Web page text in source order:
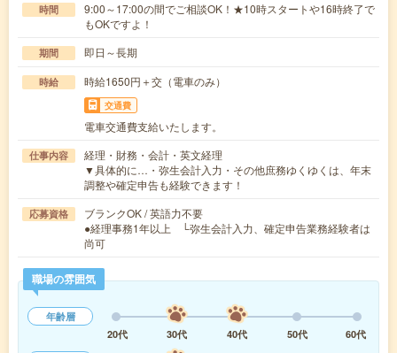
時間
9:00～17:00の間でご相談OK！★10時スタートや16時終了で
もOKですよ！
期間 即日～長期
時給 時給1650円＋交（電車のみ）
交通費
電車交通費支給いたします。
仕事内容
経理・財務・会計・英文経理
▼具体的に…・弥生会計入力・その他庶務ゆくゆくは、年末
調整や確定申告も経験できます！
応募資格
ブランクOK / 英語力不要
●経理事務1年以上 └弥生会計入力、確定申告業務経験者は
尚可
職場の雰囲気
年齢層
20代
30代 40代 50代
60代